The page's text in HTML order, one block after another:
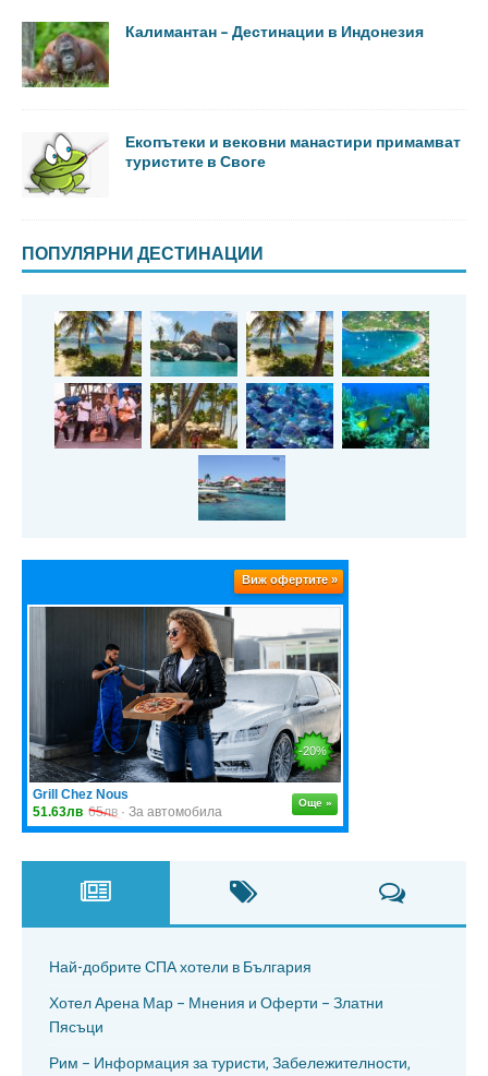
Калимантан – Дестинации в Индонезия
Екопътеки и вековни манастири примамват
туристите в Своге
ПОПУЛЯРНИ ДЕСТИНАЦИИ
Най-добрите СПА хотели в България
Хотел Арена Мар – Мнения и Оферти – Златни
Пясъци
Рим – Информация за туристи, Забележителности,